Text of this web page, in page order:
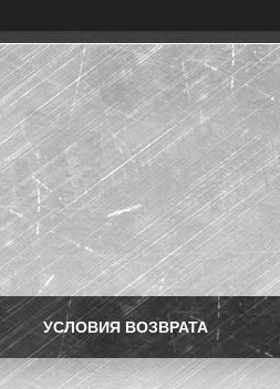
УСЛОВИЯ ВОЗВРАТА